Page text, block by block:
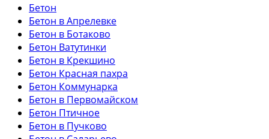
Бетон
Бетон в Апрелевке
Бетон в Ботаково
Бетон Ватутинки
Бетон в Крекшино
Бетон Красная пахра
Бетон Коммунарка
Бетон в Первомайском
Бетон Птичное
Бетон в Пучково